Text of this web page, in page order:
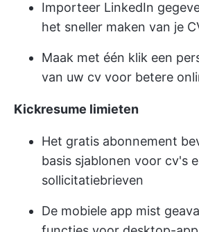
Importeer LinkedIn
het sneller maken van je
Maak met één klik een
van uw cv voor betere
Kickresume limieten
Het gratis abonnement
basis sjablonen voor cv's
sollicitatiebrieven
De mobiele app mist